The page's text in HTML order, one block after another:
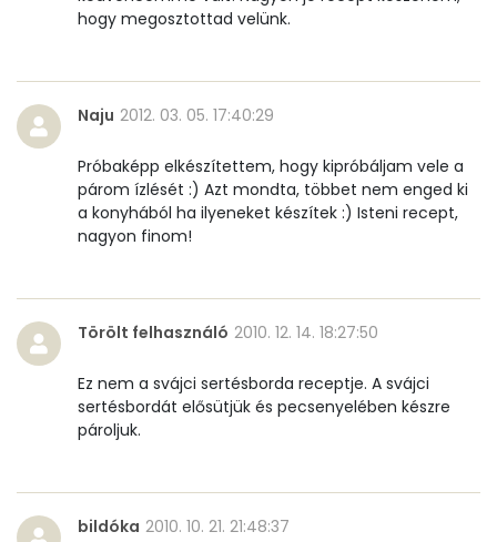
hogy megosztottad velünk.
Naju 2012. 03. 05. 17:40:29
Próbaképp elkészítettem, hogy kipróbáljam vele a
párom ízlését :) Azt mondta, többet nem enged ki
a konyhából ha ilyeneket készítek :) Isteni recept,
nagyon finom!
Törölt felhasználó 2010. 12. 14. 18:27:50
Ez nem a svájci sertésborda receptje. A svájci
sertésbordát elősütjük és pecsenyelében készre
pároljuk.
bildóka 2010. 10. 21. 21:48:37